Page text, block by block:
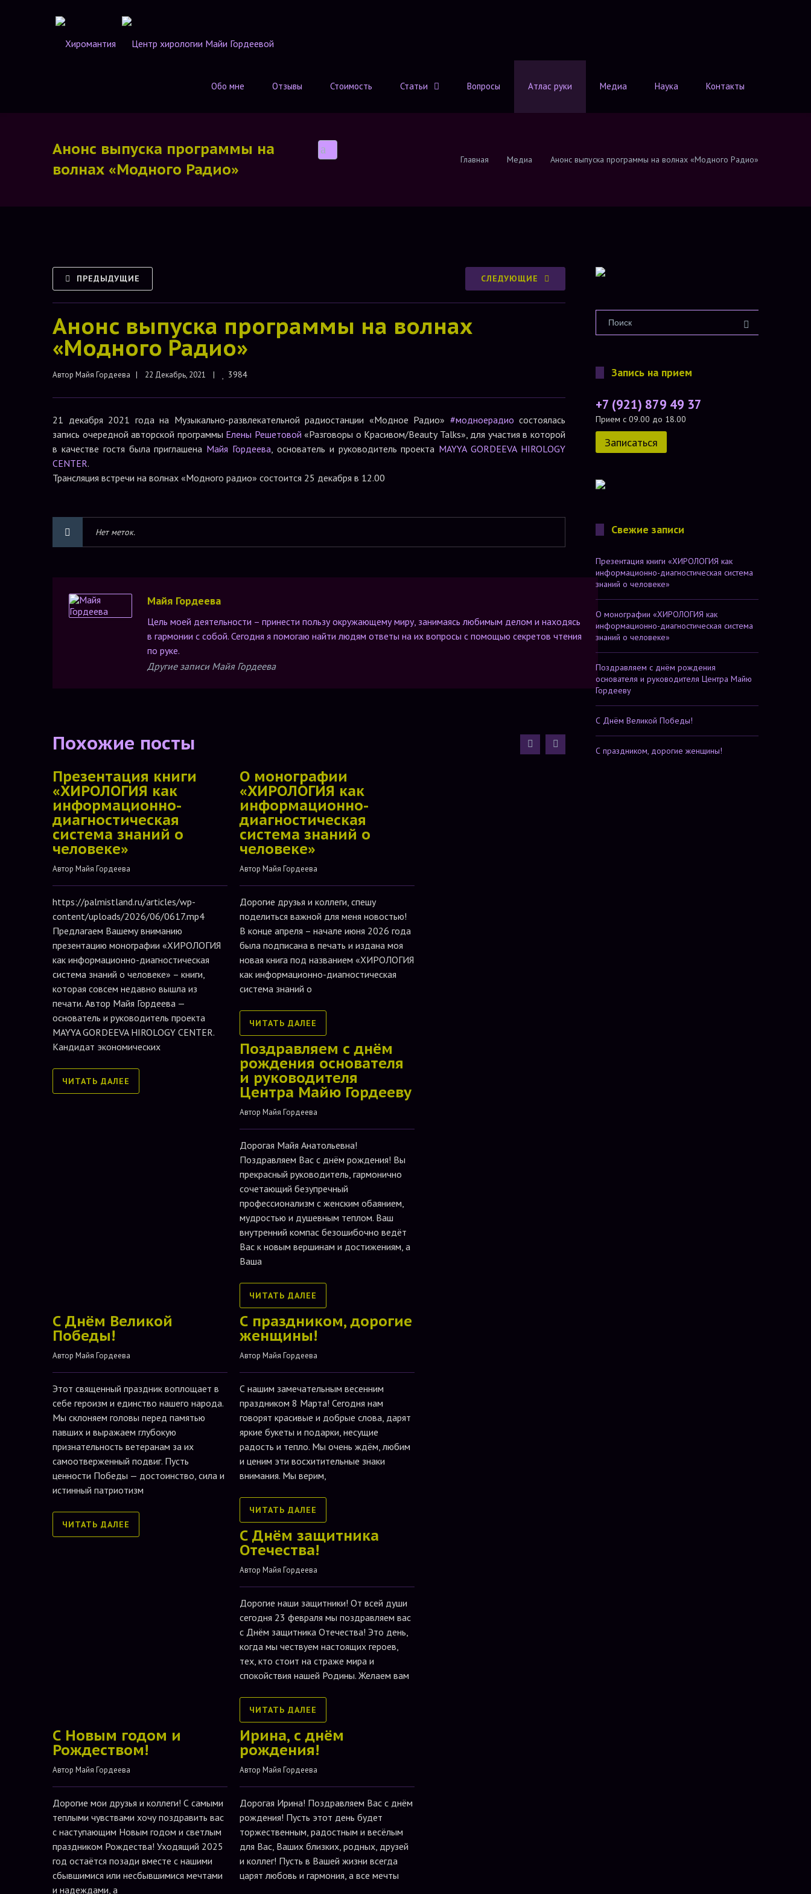
Обо мне Отзывы Стоимость Статьи Вопросы Атлас руки Медиа Наука Контакты
Анонс выпуска программы на
волнах «Модного Радио»
Главная Медиа Анонс выпуска программы на волнах «Модного Радио»
СЛЕДУЮЩИЕ
ПРЕДЫДУЩИЕ
Анонс выпуска программы на волнах
«Модного Радио»
Автор Майя Гордеева |    22 Декабрь, 2021    | 3984
21 декабря 2021 года на Музыкально-развлекательной радиостанции «Модное Радио» #модноерадио состоялась
запись очередной авторской программы Елены Решетовой «Разговоры о Красивом/Beauty Talks», для участия в которой
в качестве гостя была приглашена Майя Гордеева, основатель и руководитель проекта MAYYA GORDEEVA HIROLOGY
CENTER.
Трансляция встречи на волнах «Модного радио» состоится 25 декабря в 12.00
Нет меток.
Майя Гордеева
Цель моей деятельности – принести пользу окружающему миру, занимаясь любимым делом и находясь
в гармонии с собой. Сегодня я помогаю найти людям ответы на их вопросы с помощью секретов чтения
по руке.
Другие записи Майя Гордеева
Похожие посты
Презентация книги
«ХИРОЛОГИЯ как
информационно-
диагностическая
система знаний о
человеке»
Автор Майя Гордеева
https://palmistland.ru/articles/wp-
content/uploads/2026/06/0617.mp4
Предлагаем Вашему вниманию
презентацию монографии «ХИРОЛОГИЯ
как информационно-диагностическая
система знаний о человеке» – книги,
которая совсем недавно вышла из
печати. Автор Майя Гордеева —
основатель и руководитель проекта
MAYYA GORDEEVA HIROLOGY CENTER.
Кандидат экономических
ЧИТАТЬ ДАЛЕЕ
О монографии
«ХИРОЛОГИЯ как
информационно-
диагностическая
система знаний о
человеке»
Автор Майя Гордеева
Дорогие друзья и коллеги, спешу
поделиться важной для меня новостью!
В конце апреля – начале июня 2026 года
была подписана в печать и издана моя
новая книга под названием «ХИРОЛОГИЯ
как информационно-диагностическая
система знаний о
ЧИТАТЬ ДАЛЕЕ
Поздравляем с днём
рождения основателя
и руководителя
Центра Майю Гордееву
Автор Майя Гордеева
Дорогая Майя Анатольевна!
Поздравляем Вас с днём рождения! Вы
прекрасный руководитель, гармонично
сочетающий безупречный
профессионализм с женским обаянием,
мудростью и душевным теплом. Ваш
внутренний компас безошибочно ведёт
Вас к новым вершинам и достижениям, а
Ваша
ЧИТАТЬ ДАЛЕЕ
С Днём Великой
Победы!
Автор Майя Гордеева
Этот священный праздник воплощает в
себе героизм и единство нашего народа.
Мы склоняем головы перед памятью
павших и выражаем глубокую
признательность ветеранам за их
самоотверженный подвиг. Пусть
ценности Победы — достоинство, сила и
истинный патриотизм
ЧИТАТЬ ДАЛЕЕ
С праздником, дорогие
женщины!
Автор Майя Гордеева
С нашим замечательным весенним
праздником 8 Марта! Сегодня нам
говорят красивые и добрые слова, дарят
яркие букеты и подарки, несущие
радость и тепло. Мы очень ждём, любим
и ценим эти восхитительные знаки
внимания. Мы верим,
ЧИТАТЬ ДАЛЕЕ
С Днём защитника
Отечества!
Автор Майя Гордеева
Дорогие наши защитники! От всей души
сегодня 23 февраля мы поздравляем вас
с Днём защитника Отечества! Это день,
когда мы чествуем настоящих героев,
тех, кто стоит на страже мира и
спокойствия нашей Родины. Желаем вам
ЧИТАТЬ ДАЛЕЕ
С Новым годом и
Рождеством!
Автор Майя Гордеева
Дорогие мои друзья и коллеги! С самыми
теплыми чувствами хочу поздравить вас
с наступающим Новым годом и светлым
праздником Рождества! Уходящий 2025
год остаётся позади вместе с нашими
сбывшимися или несбывшимися мечтами
и надеждами, а
Ирина, с днём
рождения!
Автор Майя Гордеева
Дорогая Ирина! Поздравляем Вас с днём
рождения! Пусть этот день будет
торжественным, радостным и весёлым
для Вас, Ваших близких, родных, друзей
и коллег! Пусть в Вашей жизни всегда
царят любовь и гармония, а все мечты
Запись на прием
+7 (921) 879 49 37
Прием с 09.00 до 18.00
Записаться
Свежие записи
Презентация книги «ХИРОЛОГИЯ как
информационно-диагностическая система
знаний о человеке»
О монографии «ХИРОЛОГИЯ как
информационно-диагностическая система
знаний о человеке»
Поздравляем с днём рождения
основателя и руководителя Центра Майю
Гордееву
С Днём Великой Победы!
С праздником, дорогие женщины!